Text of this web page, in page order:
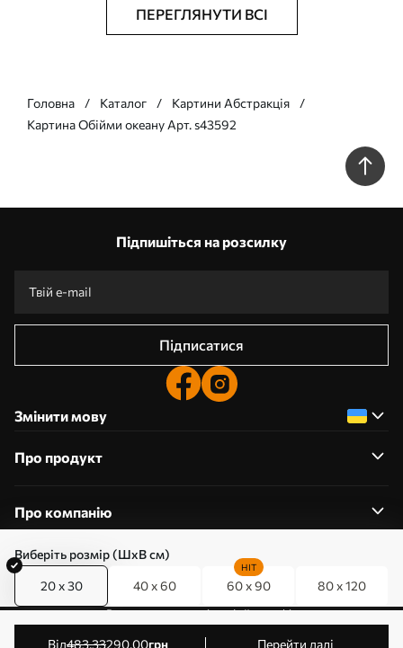
Виберіть розмір (ШхВ см)
20 x 30 40 x 60 60 x 90
HIT
80 x 120
від483.33290.00грн Перейти далі
ПЕРЕГЛЯНУТИ ВСІ
Головна Каталог
Картини Абстракція
Картина Обійми океану Арт. s43592
Підпишіться на розсилку
Підписатися
Змінити мову
Про продукт
Про компанію
0800357223
Редагування дозволів на файли cookie
© 2011-2026 Art-holst. Усі права захищені. Власник: